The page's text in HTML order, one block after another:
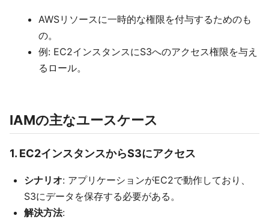
AWSリソースに一時的な権限を付与するためのも
の。
例: EC2インスタンスにS3へのアクセス権限を与え
るロール。
IAMの主なユースケース
1. EC2インスタンスからS3にアクセス
シナリオ: アプリケーションがEC2で動作しており、
S3にデータを保存する必要がある。
解決方法: